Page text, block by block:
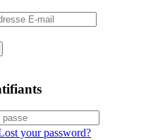
your password?